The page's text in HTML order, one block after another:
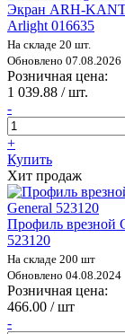
Экран ARH-
Arlight 016635
На складе 20 шт.
Обновлено 07.08.2026
Розничная цена:
1 039.88 / шт.
-
+
Купить
Хит продаж
Профиль врезной
523120
На складе 200 шт
Обновлено 04.08.2024
Розничная цена:
466.00 / шт
-